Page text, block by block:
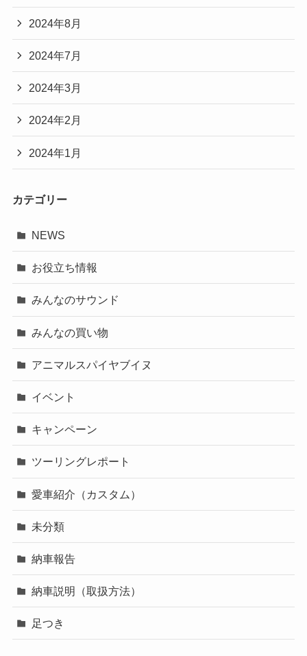
2024年8月
2024年7月
2024年3月
2024年2月
2024年1月
カテゴリー
NEWS
お役立ち情報
みんなのサウンド
みんなの買い物
アニマルスパイヤブイヌ
イベント
キャンペーン
ツーリングレポート
愛車紹介（カスタム）
未分類
納車報告
納車説明（取扱方法）
足つき